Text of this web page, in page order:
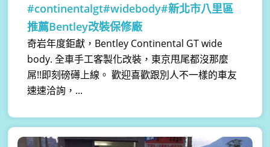
#continentalgt#widebody#新北市八里區
推薦Bentley改裝保修廠
奇岩年度鉅獻，Bentley Continental GT wide
body. 全車手工客製化改裝，東京甩尾都沒那麼
屌!!即刻磅礡上線。 歡迎喜歡跟別人不一樣的車友
速速洽詢，...